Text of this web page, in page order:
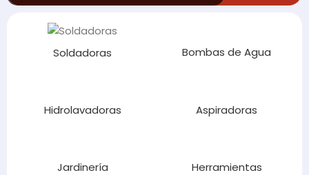
Soldadoras Bombas de Agua
Hidrolavadoras Aspiradoras
Jardinería Herramientas